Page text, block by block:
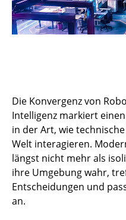
Die Konvergenz von
Intelligenz markiert
in der Art, wie
Welt interagieren.
längst nicht mehr als
ihre Umgebung wahr,
Entscheidungen und
an.